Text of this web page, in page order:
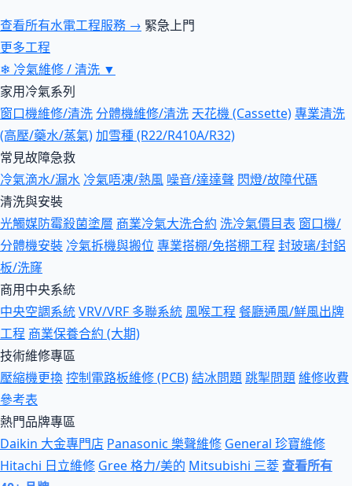
查看所有水電工程服務 → 緊急上門
更多工程
❄ 冷氣維修 / 清洗 ▼
家用冷氣系列
窗口機維修/清洗 分體機維修/清洗 天花機 (Cassette)專業清洗
(高壓/藥水/蒸氣)加雪種 (R22/R410A/R32)
常見故障急救
冷氣滴水/漏水 冷氣唔凍/熱風 噪音/達達聲 閃燈/故障代碼
清洗與安裝
光觸媒防霉殺菌塗層 商業冷氣大洗合約 洗冷氣價目表 窗口機/
分體機安裝 冷氣拆機與搬位 專業搭棚/免搭棚工程 封玻璃/封鋁
板/洗窿
商用中央系統
中央空調系統VRV/VRF 多聯系統 風喉工程 餐廳通風/鮮風出牌
工程 商業保養合約 (大期)
技術維修專區
壓縮機更換控制電路板維修 (PCB)結冰問題跳掣問題維修收費
參考表
熱門品牌專區
Daikin 大金專門店 Panasonic 樂聲維修 General 珍寶維修
Hitachi 日立維修 Gree 格力/美的 Mitsubishi 三菱查看所有